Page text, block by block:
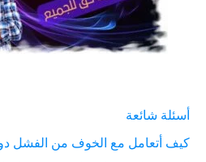
أسئلة شائعة
كيف أتعامل مع الخوف من الفشل